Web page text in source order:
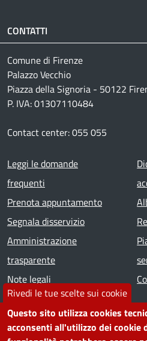
Rivedi le tue scelte sui cookie
Questo sito utilizza cookies
acconsenti all'utilizzo dei cookie
CONTATTI
Comune di Firenze
Palazzo Vecchio
Piazza della Signoria - 50122
P. IVA: 01307110484
Contact center: 055 055
Footer menu
Leggi le domande
frequenti
Prenota appuntamento
Segnala disservizio
Amministrazione
trasparente
Note legali
SEGUICI SU